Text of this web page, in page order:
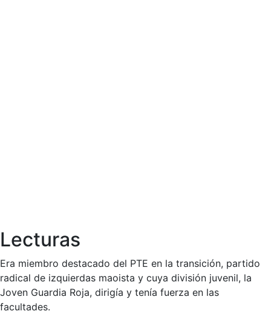
Lecturas
Era miembro destacado del PTE en la transición, partido
radical de izquierdas maoista y cuya división juvenil, la
Joven Guardia Roja, dirigía y tenía fuerza en las
facultades.